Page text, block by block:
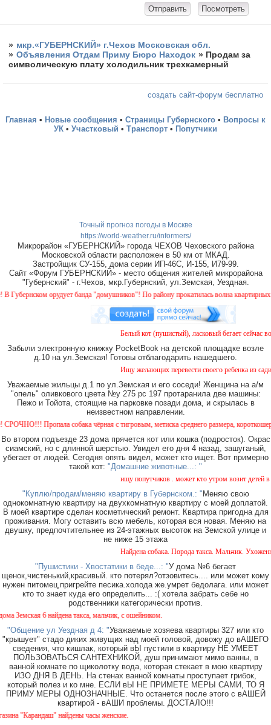
» мкр.«ГУБЕРНСКИЙ» г.Чехов Московская обл.
» Объявления Отдам Приму Бюро Находок » Продам за
символическую плату холодильник трехкамерный
создать сайт-форум бесплатно
Главная • Новые сообщения • Страницы Губернского • Вопросы к
УК • Участковый • Транспорт • Попутчики
Точный прогноз погоды в Москве
https://world-weather.ru/informers/
Микрорайон «ГУБЕРНСКИЙ» города ЧЕХОВ Чеховского района
Московской области расположен в 50 км от МКАД.
Застройщик СУ-155, дома серии ИП-46С, И-155, И79-99.
Сайт «Форум ГУБЕРНСКИЙ» - место общения жителей микрорайона
"Губернский" - г.Чехов, мкр.Губернский, ул.Земская, Уездная.
орудует банда "домушников"! По району прокатилась волна квартирных
Белый кот (пушистый), ласковый бегает сейчас
Забыли электронную книжку PocketBook на детской площадке возле
д.10 на ул.Земская! Готовы отблагодарить нашедшего.
Ищу желающих перевести своего ребенка из
Уважаемые жильцы д.1 по ул.Земская и его соседи! Женщина на а/м
"опель" оливкового цвета №у 275 рс 197 протаранила две машины:
Пежо и Тойота, стоящие на парковке позади дома, и скрылась в
неизвестном направлении.
Пропала собака чёрная с тигровым, метиска среднего размера,
Во втором подъезде 23 дома прячется кот или кошка (подросток). Окрас
сиамский, но с длинной шерстью. Увидел его дня 4 назад, зашуганый,
убегает от людей. Сегодня опять видел, может кто ищет. Вот примерно
такой кот: "Домашние животные...: "
ищу попутчиков . может кто утром возит детей в
"Куплю/продам/меняю квартиру в Губернском.: " Меняю свою
однокомнатную квартиру на двухкомнатную квартиру с моей доплатой.
В моей квартире сделан косметический ремонт. Квартира пригодна для
проживания. Могу оставить всю мебель, которая вся новая. Меняю на
двушку, предпочтительнее из 24-этажных высоток на Земской улице и
не ниже 15 этажа
Найдена собака. Порода такса. Мальчик.
"Пушистики - Хвостатики в беде...: "У дома №6 бегает
щенок,чистенький,красивый. кто потерял?отзовитесь.... или может кому
нужен питомец,пригрейте песика.холода же.умрет бедолага. или может
кто то знает куда его определить... :( хотела забрать себе но
родственники категорически против.
6 найдена такса, мальчик, с ошейником.
"Общение ул Уездная д 4: "Уважаемые хозяева квартиры 327 или кто
"крышует" стадо диких живущих над моей головой, довожу до вАШЕГО
сведения, что кишлак, который вЫ пустили в квартиру НЕ УМЕЕТ
ПОЛЬЗОВАТЬСЯ САНТЕХНИКОЙ, душ принимают мимо ванны, в
ванной комнате по щиколотку вода, которая стекает в мою квартиру
ИЗО ДНЯ В ДЕНЬ. На стенах ванной комнаты проступает грибок,
который полез и ко мне. ЕСЛИ вЫ НЕ ПРИМЕТЕ МЕРЫ САМИ, ТО Я
ПРИМУ МЕРЫ ОДНОЗНАЧНЫЕ. Что останется после этого с вАШЕЙ
квартирой - вАШИ проблемы. ДОСТАЛО!!!
"Карандаш" найдены часы женские.